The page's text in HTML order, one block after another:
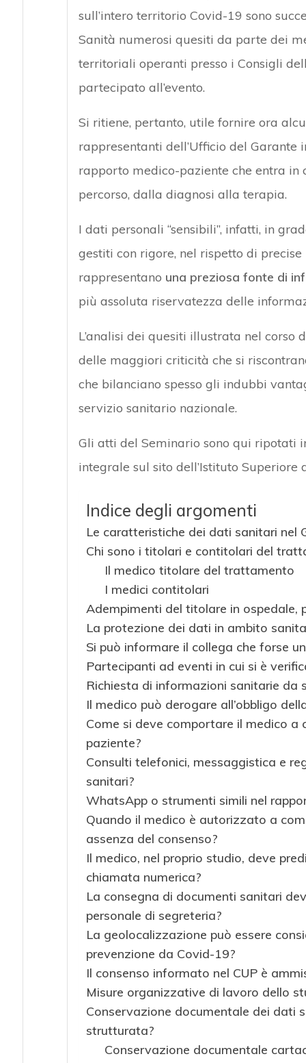
sull’intero territorio Covid-19 sono
Sanità numerosi quesiti da parte dei
territoriali operanti presso i Consigli
partecipato all’evento.
Si ritiene, pertanto, utile fornire ora
rappresentanti dell’Ufficio del
rapporto medico-paziente che entra
percorso, dalla diagnosi alla terapia.
I dati personali “sensibili”, infatti, in
gestiti con rigore, nel rispetto di
rappresentano una preziosa fonte di
più assoluta riservatezza delle
L’analisi dei quesiti illustrata nel corso
delle maggiori criticità che si
che bilanciano spesso gli indubbi
servizio sanitario nazionale.
Gli atti del Seminario sono qui ripotati
integrale sul sito dell’Istituto
Indice degli argomenti
Le caratteristiche dei dati sanitari nel
Chi sono i titolari e contitolari del
Il medico titolare del trattamento
I medici contitolari
Adempimenti del titolare in ospedale,
La protezione dei dati in ambito
Si può informare il collega che forse
Partecipanti ad eventi in cui si è
Richiesta di informazioni sanitarie da
Il medico può derogare all’obbligo
Come si deve comportare il medico a
paziente?
Consulti telefonici, messaggistica e
sanitari?
WhatsApp o strumenti simili nel
Quando il medico è autorizzato a
assenza del consenso?
Il medico, nel proprio studio, deve
chiamata numerica?
La consegna di documenti sanitari
personale di segreteria?
La geolocalizzazione può essere
prevenzione da Covid-19?
Il consenso informato nel CUP è
Misure organizzative di lavoro dello
Conservazione documentale dei dati
strutturata?
Conservazione documentale